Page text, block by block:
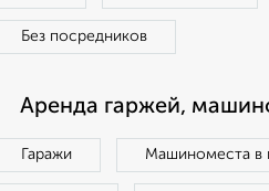
Без посредников
Аренда гаржей,
Гаражи Машиноместа в